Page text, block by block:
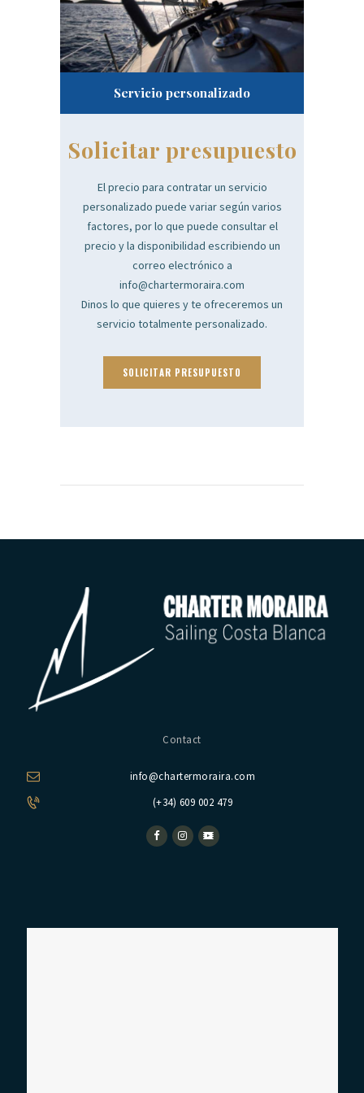
Servicio personalizado
Solicitar presupuesto
El precio para contratar un servicio
personalizado puede variar según varios
factores, por lo que puede consultar el
precio y la disponibilidad escribiendo un
correo electrónico a
info@chartermoraira.com
Dinos lo que quieres y te ofreceremos un
servicio totalmente personalizado.
SOLICITAR PRESUPUESTO
Contact
info@chartermoraira.com
(+34) 609 002 479